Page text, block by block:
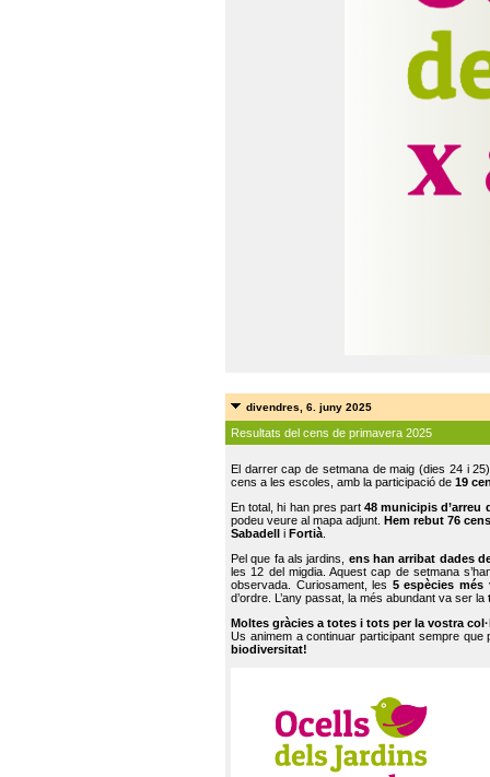
divendres, 6. juny 2025
Resultats del cens de primavera 2025
El darrer cap de setmana de maig (dies 24 i
cens a les escoles, amb la participació de 19
En total, hi han pres part48 municipis d’arreu
podeu veure al mapa adjunt. Hem rebut 76
Sabadell
i Fortià.
Pel que fa als jardins, ens han arribat dades
les 12 del migdia. Aquest cap de setmana
observada. Curiosament, les 5 espècies més
d’ordre. L’any passat, la més abundant va ser la
Moltes gràcies a totes i tots per la vostra
Us animem a continuar participant sempre que
biodiversitat!